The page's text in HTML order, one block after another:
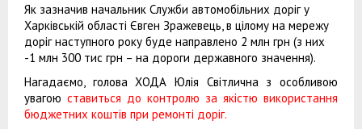
Як зазначив начальник Служби автомобільних доріг у
Харківській області Євген Зражевець, в цілому на мережу
доріг наступного року буде направлено 2 млн грн (з них
-1 млн 300 тис грн – на дороги державного значення).
Нагадаємо, голова ХОДА Юлія Світлична з особливою
увагою ставиться до контролю за якістю використання
бюджетних коштів при ремонті доріг.